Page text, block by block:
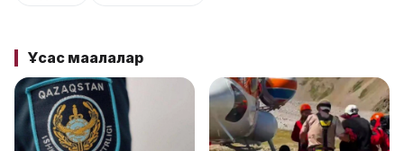
Ұқсас мақалалар